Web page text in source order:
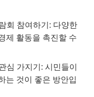
회 참여하기: 다양한
제 활동을 촉진할 수
심 가지기: 시민들이
는 것이 좋은 방안입